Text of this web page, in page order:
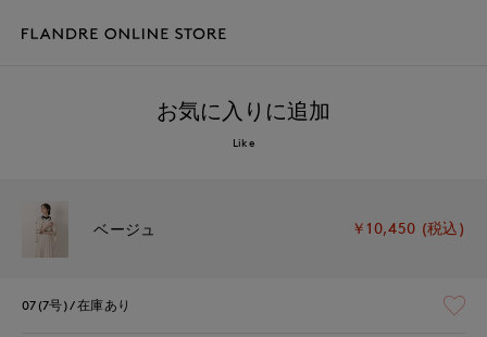
お気に入りに追加
Like
ベージュ ￥10,450 (税込)
07(7号) 在庫あり